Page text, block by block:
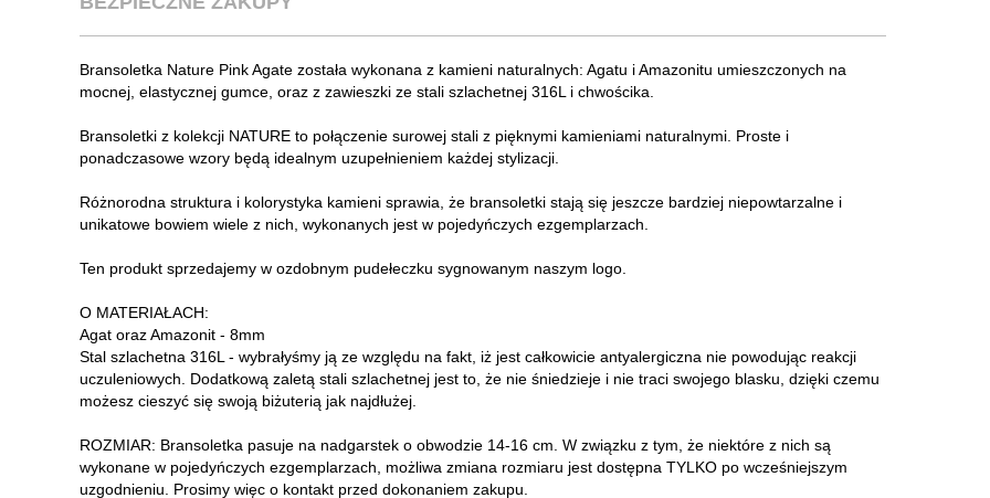
Bransoletka Nature Pink Agate została wykonana z kamieni naturalnych: Agatu i Amazonitu umieszczonych na
mocnej, elastycznej gumce, oraz z zawieszki ze stali szlachetnej 316L i chwościka.
Bransoletki z kolekcji NATURE to połączenie surowej stali z pięknymi kamieniami naturalnymi. Proste i
ponadczasowe wzory będą idealnym uzupełnieniem każdej stylizacji.
Różnorodna struktura i kolorystyka kamieni sprawia, że bransoletki stają się jeszcze bardziej niepowtarzalne i
unikatowe bowiem wiele z nich, wykonanych jest w pojedyńczych ezgemplarzach.
Ten produkt sprzedajemy w ozdobnym pudełeczku sygnowanym naszym logo.
O MATERIAŁACH:
Agat oraz Amazonit - 8mm
Stal szlachetna 316L - wybrałyśmy ją ze względu na fakt, iż jest całkowicie antyalergiczna nie powodując reakcji
uczuleniowych. Dodatkową zaletą stali szlachetnej jest to, że nie śniedzieje i nie traci swojego blasku, dzięki czemu
możesz cieszyć się swoją biżuterią jak najdłużej.
ROZMIAR: Bransoletka pasuje na nadgarstek o obwodzie 14-16 cm. W związku z tym, że niektóre z nich są
wykonane w pojedyńczych ezgemplarzach, możliwa zmiana rozmiaru jest dostępna TYLKO po wcześniejszym
uzgodnieniu. Prosimy więc o kontakt przed dokonaniem zakupu.